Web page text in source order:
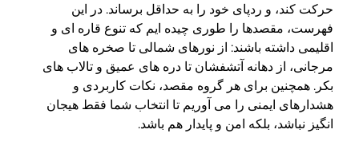
حرکت کند، و ردپای خود را به حداقل برساند. در این
فهرست، مقصدها را طوری چیده ایم که تنوع قاره ای و
اقلیمی داشته باشند: از نورهای شمالی تا صخره های
مرجانی، از دهانه آتشفشان تا دره های عمیق و تالاب های
بکر. همچنین برای هر گروه مقصد، نکات کاربردی و
هشدارهای ایمنی را می آوریم تا انتخاب شما فقط هیجان
انگیز نباشد، بلکه امن و پایدار هم باشد.